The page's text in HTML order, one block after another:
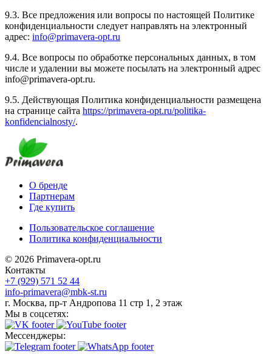
9.3. Все предложения или вопросы по настоящей Политике
конфиденциальности следует направлять на электронный
адрес: info@primavera-opt.ru
9.4. Все вопросы по обработке персональных данных, в том
числе и удалении вы можете посылать на электронный адрес
info@primavera-opt.ru.
9.5. Действующая Политика конфиденциальности размещена
на странице сайта https://primavera-opt.ru/politika-
konfidencialnosty/.
О бренде
Партнерам
Где купить
Пользовательское соглашение
Политика конфиденциальности
© 2026 Primavera-opt.ru
Контакты
+7 (929) 571 52 44
info-primavera@mbk-st.ru
г. Москва, пр-т Андропова 11 стр 1, 2 этаж
Мы в соцсетях:
Мессенджеры: